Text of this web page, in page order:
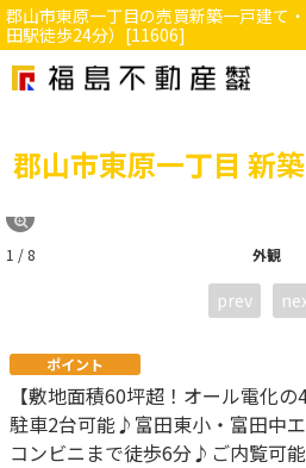
郡山市東原一丁目の売買新築一戸建て
田駅徒歩24分）[11606]
郡山市東原一丁目 新
外観
1 / 8
prev
ポイント
【敷地面積60坪超！オール電化
駐車2台可能♪富田東小・富田中
コンビニまで徒歩6分♪ご内覧可